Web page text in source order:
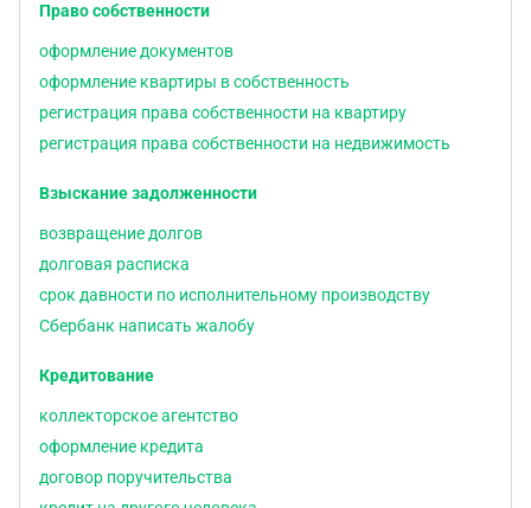
Право собственности
оформление документов
оформление квартиры в собственность
регистрация права собственности на квартиру
регистрация права собственности на недвижимость
Взыскание задолженности
возвращение долгов
долговая расписка
срок давности по исполнительному производству
Сбербанк написать жалобу
Кредитование
коллекторское агентство
оформление кредита
договор поручительства